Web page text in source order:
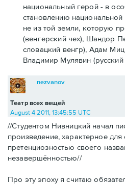
национальный герой - в
становлению
не из той земли, которую
(венгерский чех), Шандор
словацкий венгр), Адам
Владимир Мулявин (русский
Театр всех вещей
nezvanov
August 4 2011, 13:45:55 UTC
//Студентом Нивницкий начал
произведение, характерное для
претенциозностью своего
незавершённостью//
Про эту эпоху я считаю